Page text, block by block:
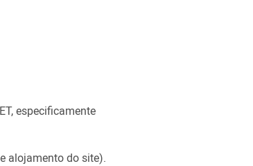
especificamente
alojamento do site).